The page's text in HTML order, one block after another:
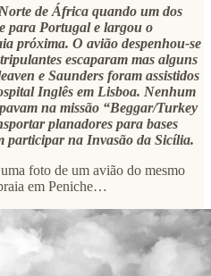
de África quando um dos
para Portugal e largou o
próxima. O avião despenhou-se
escaparam mas alguns
e Saunders foram assistidos
Inglês em Lisboa. Nenhum
na missão “Beggar/Turkey
planadores para bases
participar na Invasão da Sicília.
foto de um avião do mesmo
em Peniche…